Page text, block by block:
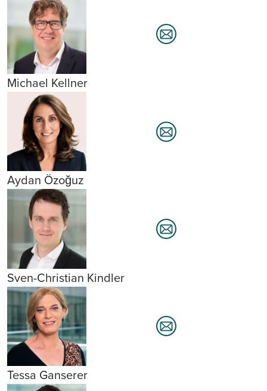
Michael Kellner
Aydan Özoğuz
Sven-Christian Kindler
Tessa Ganserer